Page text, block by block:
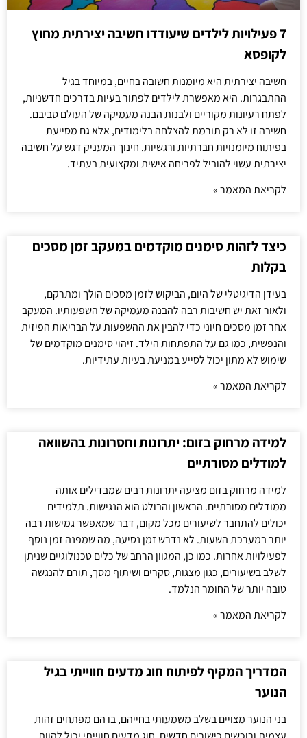
7 פעילויות לילדים שיעודדו חשיבה יצירתית מחוץ
לקופסא
חשיבה יצירתית היא מיומנות חשובה בחיים, במיוחד בגיל
ההתבגרות. היא מאפשרת לילדים לפתור בעיות בדרכים חדשניות,
לפתח רעיונות מקוריים ולבנות הבנה מעמיקה של העולם סביבם.
חשיבה זו לא רק תורמת להצלחה בלימודים, אלא גם מסייעת
בפיתוח מיומנויות חברתיות ורגשיות. חינוך המעניק דגש על חשיבה
יצירתית עשוי להוביל לפריחה אישית ומקצועית בעתיד.
לקריאת המאמר »
כיצד לזהות סימנים מוקדמים במעקב זמן מסכים
בקלות
בעידן הדיגיטלי של היום, הביקוש לזמן מסכים הולך ומתרקם,
ולאור זאת יש חשיבות רבה להבנה מעמיקה של השפעותיו. המעקב
אחר זמן מסכים חיוני כדי להבין את ההשפעות על הבריאות הפיזית
והנפשית, כמו גם על התפתחות הילד. זיהוי סימנים מוקדמים של
שימוש לא מתון יכול לסייע במניעת בעיות עתידיות.
לקריאת המאמר »
למידה מרחוק בזום: יתרונות וחסרונות בהשוואה
למודלים מסורתיים
למידה מרחוק בזום מציעה יתרונות רבים שמבדילים אותה
ממודלים מסורתיים. הראשון והבולט הוא הנגישות. תלמידים
יכולים להתחבר לשיעורים מכל מקום, דבר שמאפשר גמישות רבה
יותר במערכת השעות. לא נדרש זמן נסיעה, מה שמפנה זמן נוסף
לפעילויות אחרות. כמו כן, המגוון הרחב של כלים טכנולוגיים שניתן
לשלב בשיעורים, כגון מצגות, סקרים ושיתוף מסך, תורם להנגשה
טובה יותר של החומר הנלמד.
לקריאת המאמר »
המדריך המקיף לפיתוח חוג מדעים חווייתי בגיל
הנוער
בני הנוער מצויים בשלב משמעותי בחייהם, בו הם מפתחים זהות